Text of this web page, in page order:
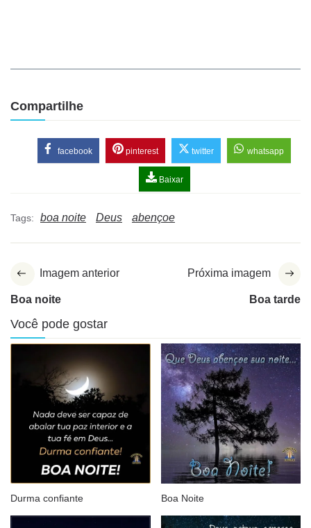
Compartilhe
facebook pinterest twitter whatsapp
Baixar
Tags: boa noite Deus abençoe
Imagem anterior
Boa noite
Próxima imagem
Boa tarde
Você pode gostar
Durma confiante Boa Noite